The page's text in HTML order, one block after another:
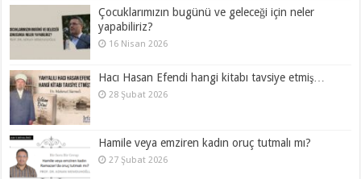
Çocuklarımızın bugünü ve geleceği için neler
yapabiliriz?
16 Nisan 2026
Hacı Hasan Efendi hangi kitabı tavsiye etmiş…
28 Şubat 2026
Hamile veya emziren kadın oruç tutmalı mı?
27 Şubat 2026